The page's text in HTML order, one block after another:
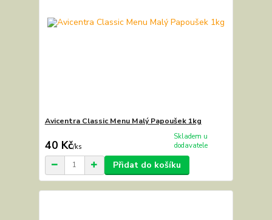
Avicentra Classic Menu Malý Papoušek 1kg
40 Kč/ks
Skladem u
dodavatele
Přidat do košíku